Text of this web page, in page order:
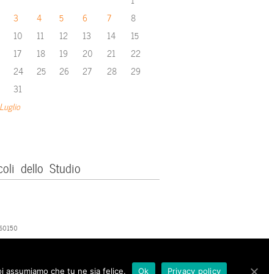
3 4 5 6 7
8
10 11 12 13 14
15
17 18 19 20 21
22
24 25 26 27 28
29
31
dello Studio
assumiamo che tu ne sia felice. Ok Privacy policy